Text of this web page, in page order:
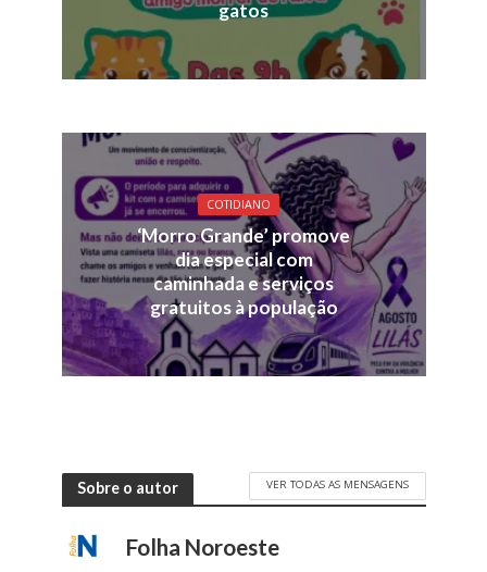
gatos
COTIDIANO
‘Morro Grande’ promove
dia especial com
caminhada e serviços
gratuitos à população
Sobre o autor VER TODAS AS MENSAGENS
Folha Noroeste